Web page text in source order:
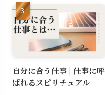
自分に合う仕事 | 仕事に呼
ばれるスピリチュアル